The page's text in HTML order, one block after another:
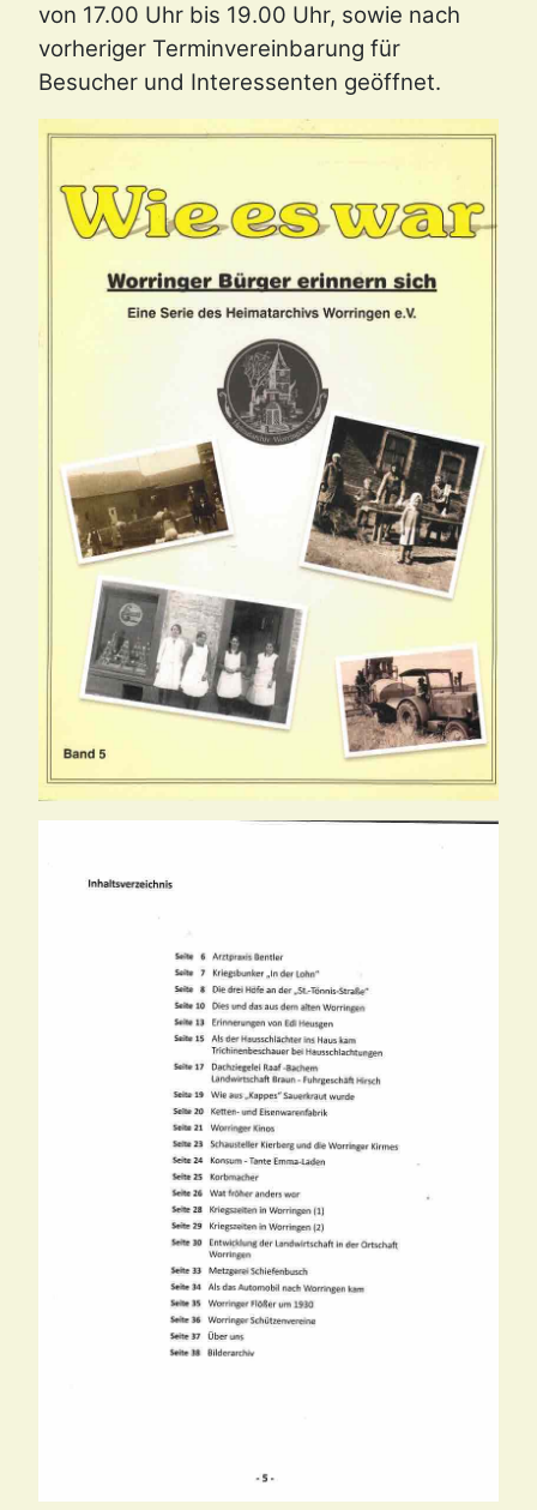
von 17.00 Uhr bis 19.00 Uhr, sowie nach
vorheriger Terminvereinbarung für
Besucher und Interessenten geöffnet.